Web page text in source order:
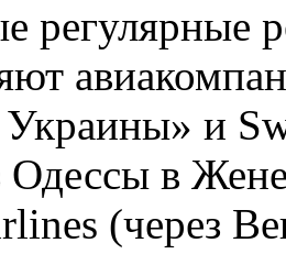
регулярные
Украины» и
в
(через